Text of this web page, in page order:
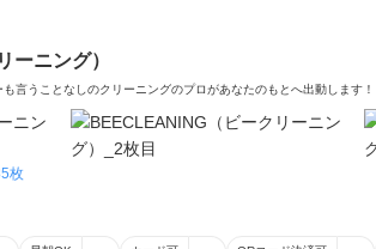
ーニング）
言うことなしのクリーニングのプロがあなたのもとへ出動します！
枚